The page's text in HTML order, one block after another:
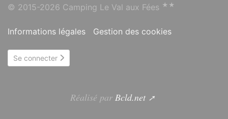
© 2015-2026 Camping Le Val aux Fées ★★
Informations légales Gestion des cookies
Se connecter
Réalisé par Bcld.net